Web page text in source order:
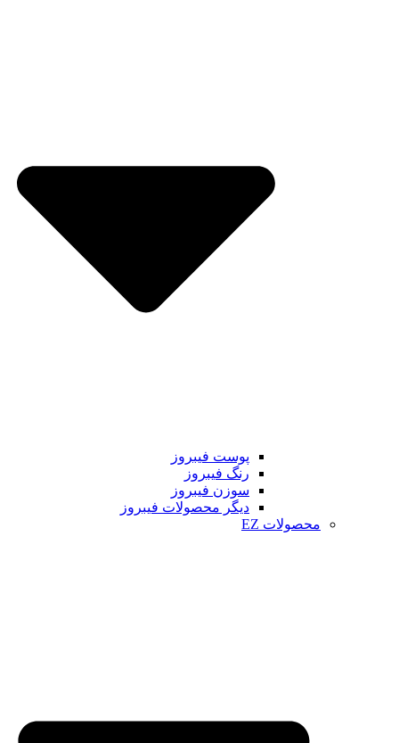
پوست فیبروز
رنگ فیبروز
سوزن فیبروز
دیگر محصولات فیبروز
محصولات EZ